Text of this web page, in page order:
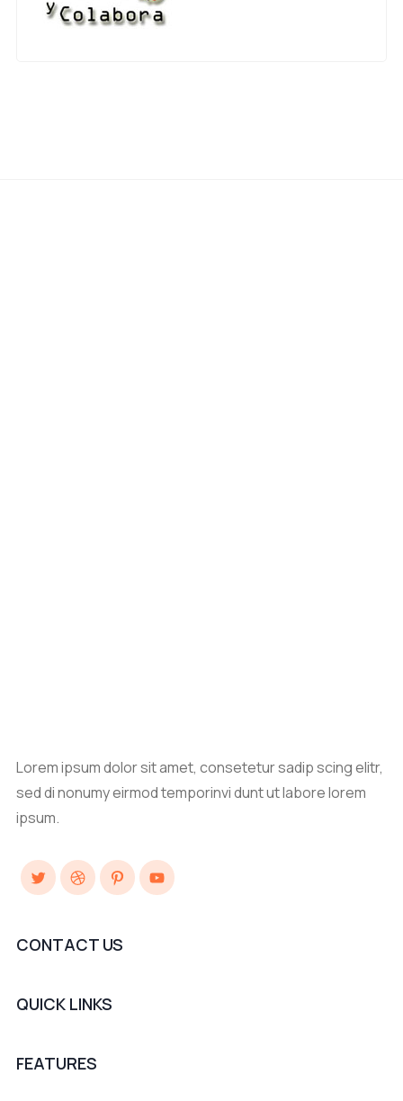
Lorem ipsum dolor sit amet, consetetur sadip scing elitr,
sed di nonumy eirmod temporinvi dunt ut labore lorem
ipsum.
TwitterDribbblePinterestYouTube
CONTACT US
QUICK LINKS
FEATURES